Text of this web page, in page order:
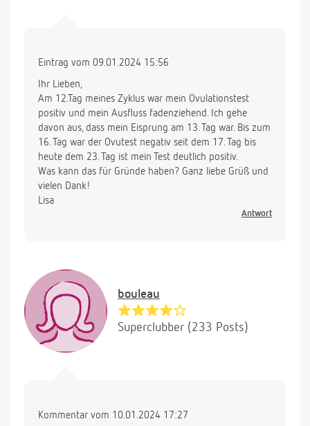
Eintrag vom 09.01.2024 15:56
Ihr Lieben,
Am 12.Tag meines Zyklus war mein Ovulationstest
positiv und mein Ausfluss fadenziehend. Ich gehe
davon aus, dass mein Eisprung am 13. Tag war. Bis zum
16. Tag war der Ovutest negativ seit dem 17. Tag bis
heute dem 23. Tag ist mein Test deutlich positiv.
Was kann das für Gründe haben? Ganz liebe Grüß und
vielen Dank!
Lisa
Antwort
bouleau
Superclubber (233 Posts)
Kommentar vom 10.01.2024 17:27